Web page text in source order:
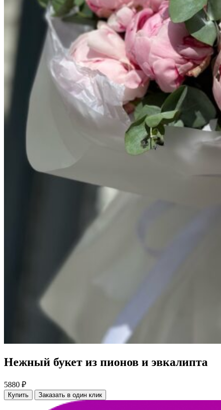
Нежный букет из пионов и эвкалипта
5880 ₽
Купить Заказать в один клик